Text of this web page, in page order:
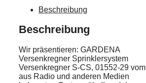
Beschreibung
Beschreibung
Wir präsentieren: GARDENA
Versenkregner Sprinklersystem
Versenkregner S-CS, 01552-29 vom
aus Radio und anderen Medien